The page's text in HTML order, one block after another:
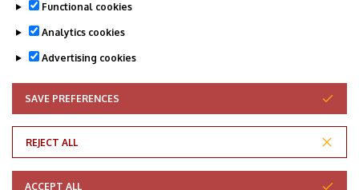
Adatvédelem
Functional cookies
Analytics cookies
Advertising cookies
SAVE PREFERENCES
REJECT ALL
WITHDRAW CONSENT
ACCEPT ALL